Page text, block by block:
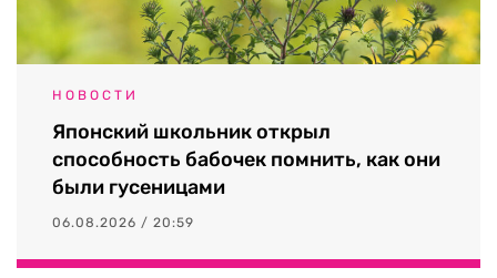
НОВОСТИ
Японский школьник открыл
способность бабочек помнить, как они
были гусеницами
06.08.2026 / 20:59